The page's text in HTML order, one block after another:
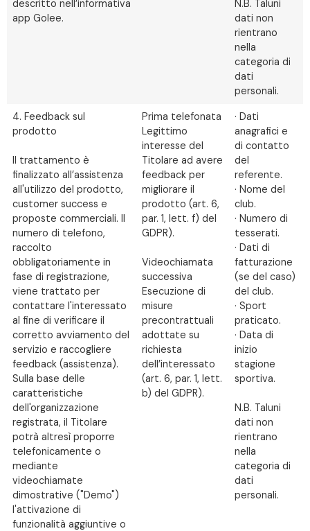
descritto nell’informativa
app Golee.
N.B. Taluni
dati non
rientrano
nella
categoria di
dati
personali.
4. Feedback sul
prodotto
Il trattamento è
finalizzato all’assistenza
all'utilizzo del prodotto,
customer success e
proposte commerciali. Il
numero di telefono,
raccolto
obbligatoriamente in
fase di registrazione,
viene trattato per
contattare l'interessato
al fine di verificare il
corretto avviamento del
servizio e raccogliere
feedback (assistenza).
Sulla base delle
caratteristiche
dell'organizzazione
registrata, il Titolare
potrà altresì proporre
telefonicamente o
mediante
videochiamate
dimostrative ("Demo")
l'attivazione di
funzionalità aggiuntive o
Prima telefonata
Legittimo
interesse del
Titolare ad avere
feedback per
migliorare il
prodotto (art. 6,
par. 1, lett. f) del
GDPR).
Videochiamata
successiva
Esecuzione di
misure
precontrattuali
adottate su
richiesta
dell’interessato
(art. 6, par. 1, lett.
b) del GDPR).
· Dati
anagrafici e
di contatto
del
referente.
· Nome del
club.
· Numero di
tesserati.
· Dati di
fatturazione
(se del caso)
del club.
· Sport
praticato.
· Data di
inizio
stagione
sportiva.
N.B. Taluni
dati non
rientrano
nella
categoria di
dati
personali.